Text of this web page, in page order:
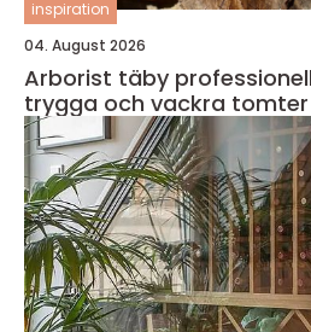
inspiration
04. August 2026
Arborist täby professionell trädvård för
trygga och vackra tomter